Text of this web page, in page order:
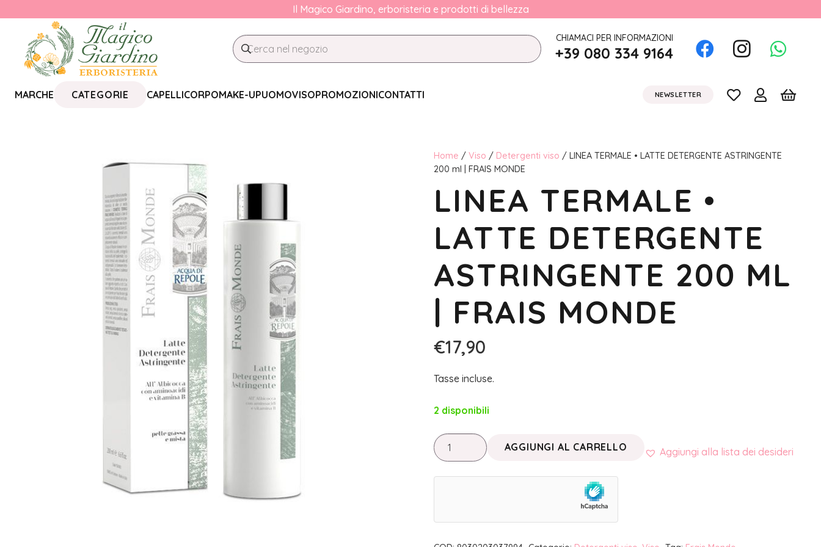
Il Magico Giardino, erboristeria e prodotti di bellezza
CHIAMACI PER INFORMAZIONI
+39 080 334 9164
MARCHE CATEGORIE CAPELLICORPOMAKE-UPUOMOVISOPROMOZIONICONTATTI NEWSLETTER
Home / Viso / Detergenti viso / LINEA TERMALE • LATTE DETERGENTE ASTRINGENTE
200 ml | FRAIS MONDE
LINEA TERMALE •
LATTE DETERGENTE
ASTRINGENTE 200 ML
| FRAIS MONDE
€17,90
Tasse incluse.
2 disponibili
LINEA
TERMALE
•
ASTRINGENTE
200
AGGIUNGI AL CARRELLO Aggiungi alla lista dei desideri